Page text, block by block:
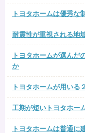
トヨタホームは優秀な
耐震性が重視される地
トヨタホームが選んだ
か
トヨタホームが用いる
工期が短いトヨタホー
トヨタホームは普通に